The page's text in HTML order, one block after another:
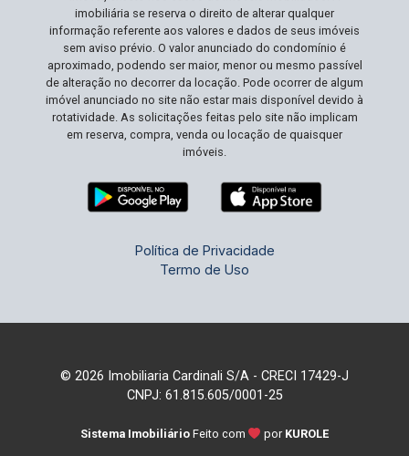
imobiliária se reserva o direito de alterar qualquer
informação referente aos valores e dados de seus imóveis
sem aviso prévio. O valor anunciado do condomínio é
aproximado, podendo ser maior, menor ou mesmo passível
de alteração no decorrer da locação. Pode ocorrer de algum
imóvel anunciado no site não estar mais disponível devido à
rotatividade. As solicitações feitas pelo site não implicam
em reserva, compra, venda ou locação de quaisquer
imóveis.
Política de Privacidade
Termo de Uso
© 2026 Imobiliaria Cardinali S/A - CRECI 17429-J
CNPJ: 61.815.605/0001-25
Sistema Imobiliário Feito com por KUROLE